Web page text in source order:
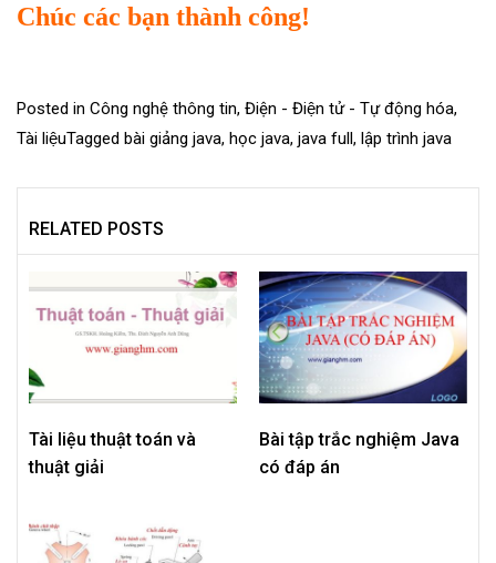
Chúc các bạn thành công!
Posted in Công nghệ thông tin, Điện - Điện tử - Tự động hóa,
Tài liệuTagged bài giảng java, học java, java full, lập trình java
RELATED POSTS
Tài liệu thuật toán và
thuật giải
Bài tập trắc nghiệm Java
có đáp án